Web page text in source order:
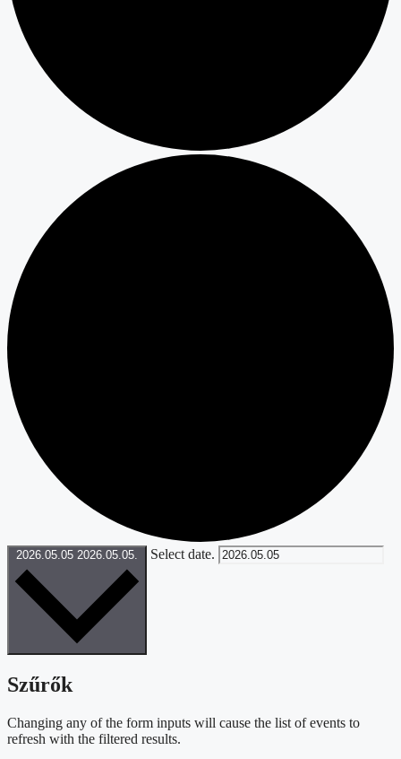
2026.05.05 2026.05.05. Select date.
Szűrők
Changing any of the form inputs will cause the list of events to
refresh with the filtered results.